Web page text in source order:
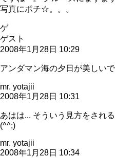
写真にポチ☆。。。
ゲ
ゲスト
2008年1月28日 10:29
アンダマン海の夕日が美しいで
mr. yotajii
2008年1月28日 10:31
あはは... そういう見方をされ
(^^;)
mr. yotajii
2008年1月28日 10:34